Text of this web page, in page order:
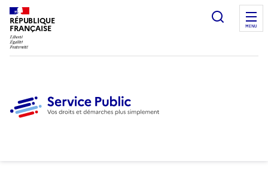
RÉPUBLIQUE
FRANÇAISE
Ouvrir
MENU